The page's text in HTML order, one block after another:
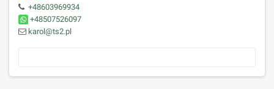
+48603969934
+48507526097
karol@ts2.pl